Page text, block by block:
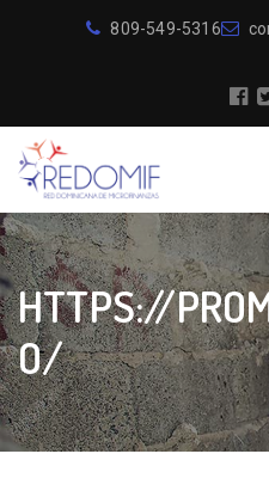
809-549-5316
HTTPS://
O/